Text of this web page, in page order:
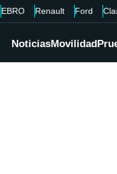
EBRO Renault Ford
NoticiasMovilidad